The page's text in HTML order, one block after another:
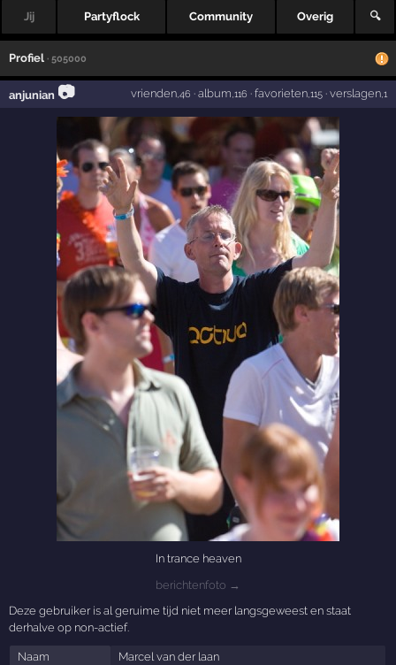
Jij Partyflock Community Overig 🔍
Profiel · 505000
anjunian 📷 vrienden,46 · album ,116 · favorieten,115· verslagen,1
In trance heaven
berichtenfoto →
Deze gebruiker is al geruime tijd niet meer langsgeweest en staat
derhalve op non-actief.
Naam
Marcel van der laan